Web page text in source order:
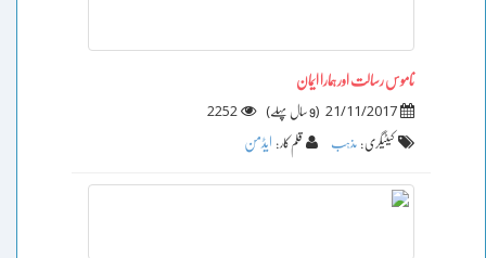
ناموس رسالت اور ہمارا ایمان
21/11/2017
(9 سال پہلے )
2252
کیٹیگری : مذہب قلم کار : ایڈمن